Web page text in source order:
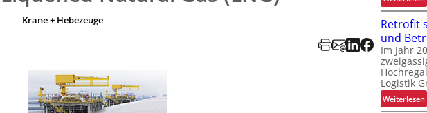
Krane + Hebezeuge
o
i
s
s
i
Retrofit
und
Im Jahr
Logistik
Weiterlesen: